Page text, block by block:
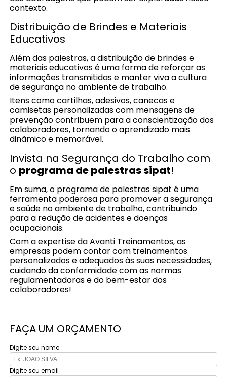
contexto.
Distribuição de Brindes e Materiais
Educativos
Além das palestras, a distribuição de brindes e
materiais educativos é uma forma de reforçar as
informações transmitidas e manter viva a cultura
de segurança no ambiente de trabalho.
Itens como cartilhas, adesivos, canecas e
camisetas personalizadas com mensagens de
prevenção contribuem para a conscientização dos
colaboradores, tornando o aprendizado mais
dinâmico e memorável.
Invista na Segurança do Trabalho com
o programa de palestras sipat!
Em suma, o programa de palestras sipat é uma
ferramenta poderosa para promover a segurança
e saúde no ambiente de trabalho, contribuindo
para a redução de acidentes e doenças
ocupacionais.
Com a expertise da Avanti Treinamentos, as
empresas podem contar com treinamentos
personalizados e adequados às suas necessidades,
cuidando da conformidade com as normas
regulamentadoras e do bem-estar dos
colaboradores!
FAÇA UM ORÇAMENTO
Digite seu nome
Digite seu email